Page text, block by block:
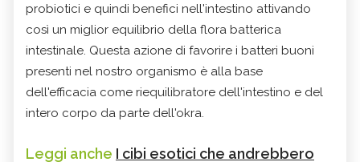
probiotici e quindi benefici nell'intestino attivando
così un miglior equilibrio della flora batterica
intestinale. Questa azione di favorire i batteri buoni
presenti nel nostro organismo è alla base
dell'efficacia come riequilibratore dell'intestino e del
intero corpo da parte dell'okra.
Leggi anche I cibi esotici che andrebbero